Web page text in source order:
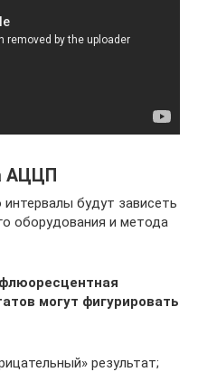
АЦЦП
будут зависеть
оборудования и метода
могут фигурировать
результат;